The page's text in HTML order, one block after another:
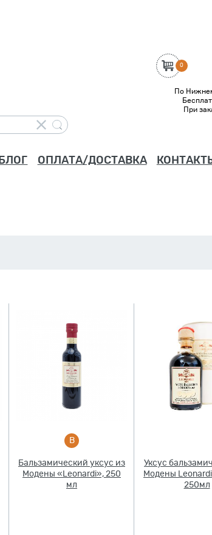
0
По
При
БЛОГ ОПЛАТА/ДОСТАВКА
Бальзамический уксус из
Модены «Leonardi», 250
мл
Уксус
Модены Leonardi
250мл